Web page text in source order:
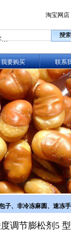
淘宝网店
我要购买 联系
子、非冷冻麻圆、速冻
调节膨松剂5